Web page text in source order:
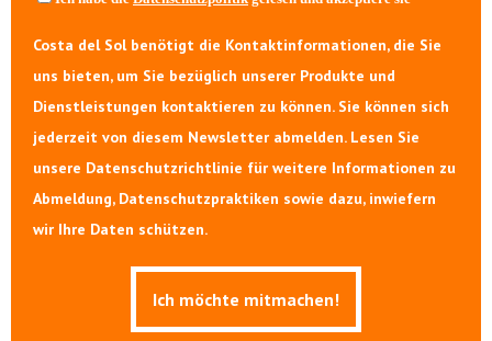
Costa del Sol benötigt die Kontaktinformationen, die Sie
uns bieten, um Sie bezüglich unserer Produkte und
Dienstleistungen kontaktieren zu können. Sie können sich
jederzeit von diesem Newsletter abmelden. Lesen Sie
unsere Datenschutzrichtlinie für weitere Informationen zu
Abmeldung, Datenschutzpraktiken sowie dazu, inwiefern
wir Ihre Daten schützen.